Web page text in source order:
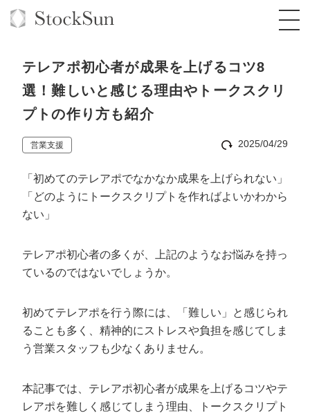
オーダーメイド支援
TOP
品質ガイドライン
社内コンペ
クレーム窓口
BPO支援
定額制Webマーケティング代行『マキトルく
ん』
定額制採用代行・RPO『トルトルくん』
ん』
定額LINE運用代行『LINEマキトルくん』
オリジナルサービス
格安でAI導入支援『あいのりAI』
拡散付1日密着動画制作『まるごと社長』
1本無料で記事を制作『SEOトライアル』
定額制LP制作・改善『最強LP』
採用YouTubeチャンネル構築『トリトル』
実績
お役立ち資料
料金表
オンラインサロン
StockSun道場
道場TOP
動画編集
エンジニア
広告運用
年収エージェント
会社概要・役員紹介
代表メッセージ（岩野圭佑）
テレアポ初心者が成果を上げるコツ8
選！難しいと感じる理由やトークスクリ
プトの作り方も紹介
営業支援 2025/04/29
「初めてのテレアポでなかなか成果を上げられない」
「どのようにトークスクリプトを作ればよいかわから
ない」
テレアポ初心者の多くが、上記のようなお悩みを持っ
ているのではないでしょうか。
初めてテレアポを行う際には、「難しい」と感じられ
ることも多く、精神的にストレスや負担を感じてしま
う営業スタッフも少なくありません。
本記事では、テレアポ初心者が成果を上げるコツやテ
レアポを難しく感じてしまう理由、トークスクリプト